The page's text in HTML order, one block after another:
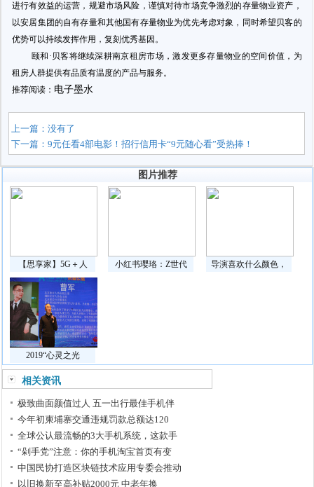
进行有效益的运营，规避市场风险，谨慎对待市场竞争激烈的存量物业资产，
以安居集团的自有存量和其他国有存量物业为优先考虑对象，同时希望贝客的
优势可以持续发挥作用，复刻优秀基因。
颐和·贝客将继续深耕南京租房市场，激发更多存量物业的空间价值，为
租房人群提供有品质有温度的产品与服务。
推荐阅读： 电子墨水
上一篇：没有了
下一篇：9元任看4部电影！招行信用卡“9元随心看”受热捧！
图片推荐
【思享家】5G＋人 小红书璎珞：Z世代 导演喜欢什么颜色，
2019“心灵之光
相关资讯
极致曲面颜值过人 五一出行最佳手机伴
今年初柬埔寨交通违规罚款总额达120
全球公认最流畅的3大手机系统，这款手
“剁手党”注意：你的手机淘宝首页有变
中国民协打造区块链技术应用专委会推动
以旧换新至高补贴2000元 中老年换